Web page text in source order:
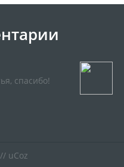
спасибо!
// uCoz